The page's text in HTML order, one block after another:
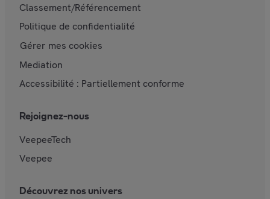
Classement/Référencement
Politique de confidentialité
Gérer mes cookies
Mediation
Accessibilité : Partiellement conforme
Rejoignez-nous
VeepeeTech
Veepee
Découvrez nos univers